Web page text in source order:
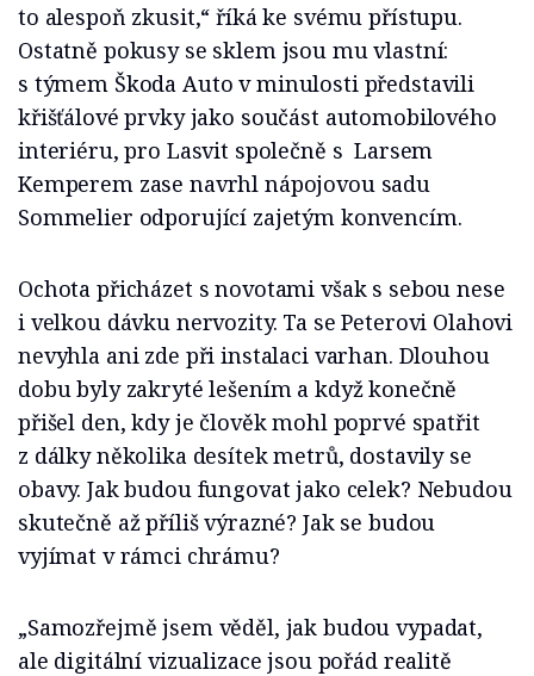
to alespoň zkusit,“ říká ke svému přístupu.
Ostatně pokusy se sklem jsou mu vlastní:
s týmem Škoda Auto v minulosti představili
křišťálové prvky jako součást automobilového
interiéru, pro Lasvit společně s Larsem
Kemperem zase navrhl nápojovou sadu
Sommelier odporující zajetým konvencím.
Ochota přicházet s novotami však s sebou nese
i velkou dávku nervozity. Ta se Peterovi Olahovi
nevyhla ani zde při instalaci varhan. Dlouhou
dobu byly zakryté lešením a když konečně
přišel den, kdy je člověk mohl poprvé spatřit
z dálky několika desítek metrů, dostavily se
obavy. Jak budou fungovat jako celek? Nebudou
skutečně až příliš výrazné? Jak se budou
vyjímat v rámci chrámu?
„Samozřejmě jsem věděl, jak budou vypadat,
ale digitální vizualizace jsou pořád realitě